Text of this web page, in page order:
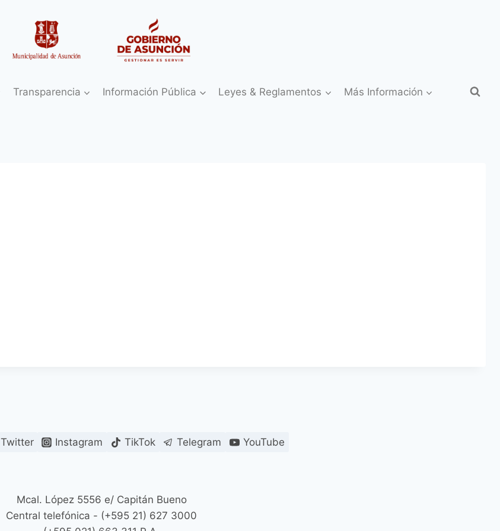
Transparencia Información Pública Leyes & Reglamentos Más Información
Twitter Instagram TikTok Telegram YouTube
Mcal. López 5556 e/ Capitán Bueno
Central telefónica - (+595 21) 627 3000